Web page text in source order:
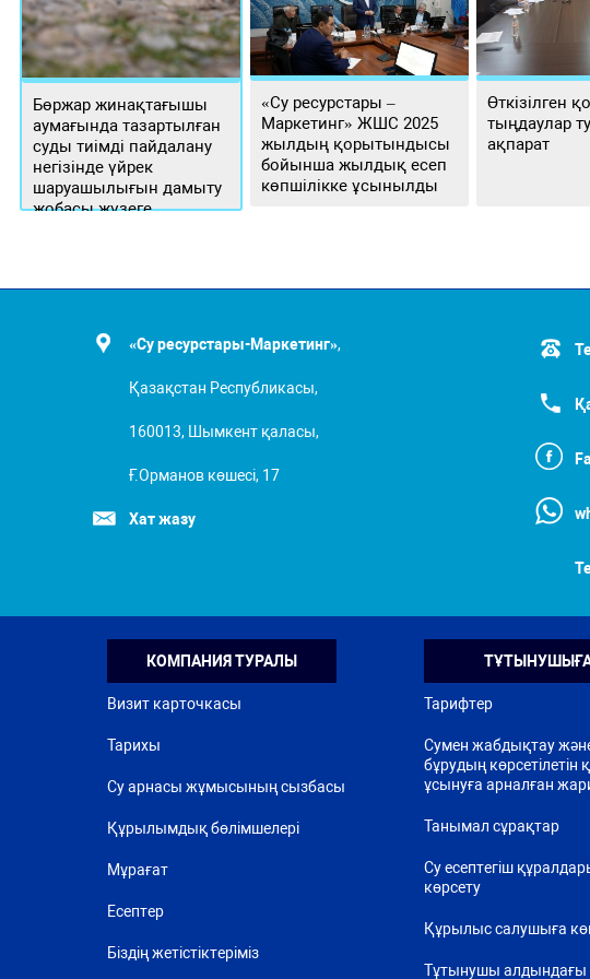
Бөржар жинақтағышы
аумағында тазартылған
суды тиімді пайдалану
негізінде үйрек
шаруашылығын дамыту
жобасы жүзеге
«Су ресурстары –
Маркетинг» ЖШС 2025
жылдың қорытындысы
бойынша жылдық есеп
көпшілікке ұсынылды
Өткізілген
тыңдаулар
ақпарат
«Су ресурстары-Маркетинг»,
Қазақстан Республикасы,
160013, Шымкент қаласы,
Ғ.Орманов көшесі, 17
Хат жазу
КОМПАНИЯ ТУРАЛЫ
Визит карточкасы
Тарихы
Су арнасы жұмысының сызбасы
Құрылымдық бөлімшелері
Мұрағат
Есептер
Біздің жетістіктеріміз
Тарифтер
Сумен жабдықтау
бұрудың көрсетілетін
ұсынуға арналған
Танымал сұрақтар
Су есептегіш
көрсету
Құрылыс салушыға
Тұтынушы алдындағы